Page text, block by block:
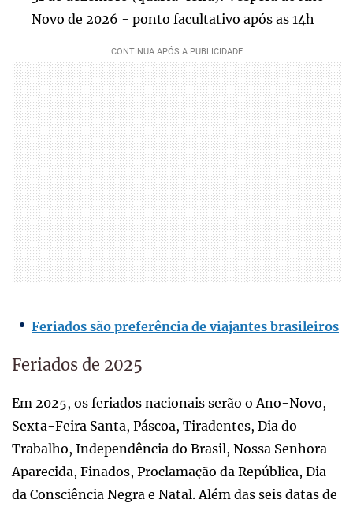
Novo de 2026 - ponto facultativo após as 14h
Feriados são preferência de viajantes brasileiros
Feriados de 2025
Em 2025, os feriados nacionais serão o Ano-Novo,
Sexta-Feira Santa, Páscoa, Tiradentes, Dia do
Trabalho, Independência do Brasil, Nossa Senhora
Aparecida, Finados, Proclamação da República, Dia
da Consciência Negra e Natal. Além das seis datas de